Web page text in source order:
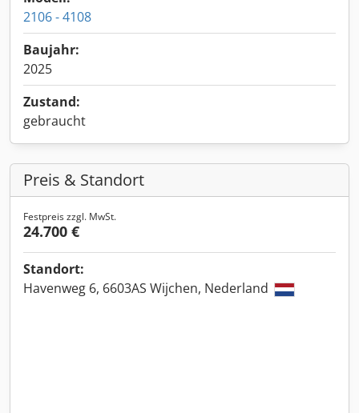
2106 - 4108
Baujahr:
2025
Zustand:
gebraucht
Preis & Standort
Festpreis zzgl. MwSt.
24.700 €
Standort:
Havenweg 6, 6603AS Wijchen, Nederland